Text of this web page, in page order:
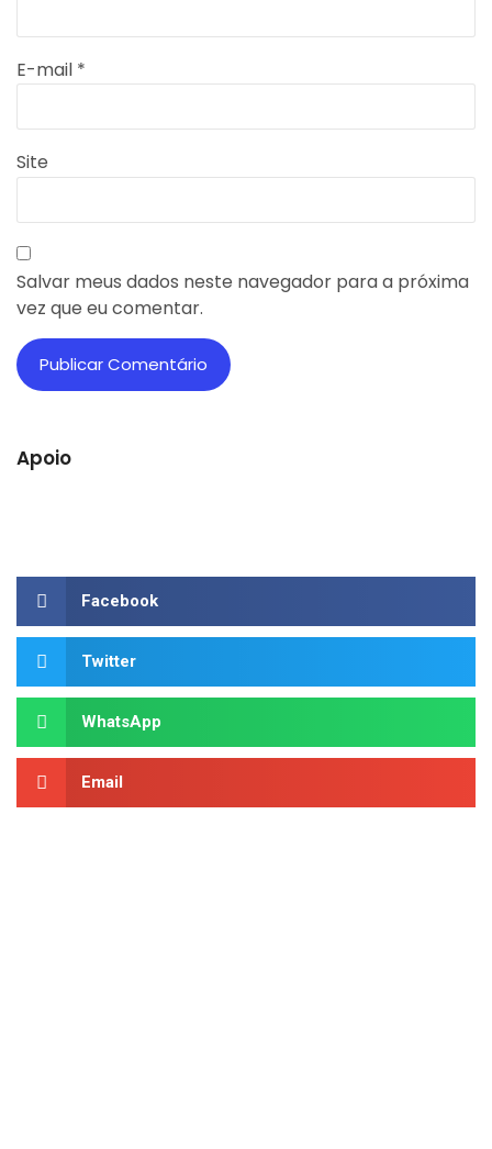
E-mail *
Site
Salvar meus dados neste navegador para a próxima
vez que eu comentar.
Apoio
Facebook
Twitter
WhatsApp
Email